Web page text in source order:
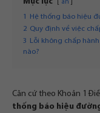
ẩn
1
Hệ thống báo hiệu
2 Quy định về việc
3 Lỗi không chấp
nào?
Căn cứ theo Khoản 1
thống báo hiệu